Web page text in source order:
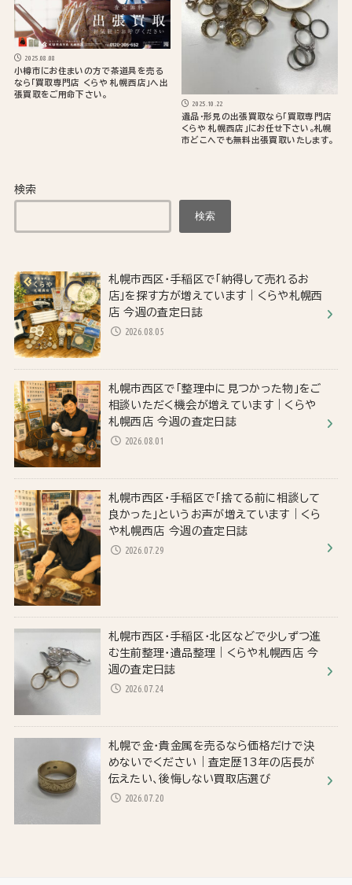
2025.08.08
小樽市にお住まいの方で茶道具を売る
なら「買取専門店 くらや 札幌西店」へ出
張買取をご用命下さい。
2025.10.22
遺品・形見の出張買取なら「買取専門店
くらや 札幌西店」にお任せ下さい。札幌
市どこへでも無料出張買取いたします。
検索
検索
札幌市西区・手稲区で「納得して売れるお
店」を探す方が増えています｜くらや札幌西
店 今週の査定日誌
2026.08.05
札幌市西区で「整理中に見つかった物」をご
相談いただく機会が増えています｜くらや
札幌西店 今週の査定日誌
2026.08.01
札幌市西区・手稲区で「捨てる前に相談して
良かった」というお声が増えています｜くら
や札幌西店 今週の査定日誌
2026.07.29
札幌市西区・手稲区・北区などで少しずつ進
む生前整理・遺品整理｜くらや札幌西店 今
週の査定日誌
2026.07.24
札幌で金・貴金属を売るなら価格だけで決
めないでください｜査定歴13年の店長が
伝えたい、後悔しない買取店選び
2026.07.20